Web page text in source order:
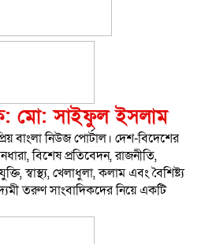
মো: সাইফুল ইসলাম
বাংলা নিউজ পোর্টাল। দেশ-বিদেশের
বিশেষ প্রতিবেদন, রাজনীতি,
স্বাস্থ্য, খেলাধুলা, কলাম এবং বৈশিষ্ট্য
তরুণ সাংবাদিকদের নিয়ে একটি